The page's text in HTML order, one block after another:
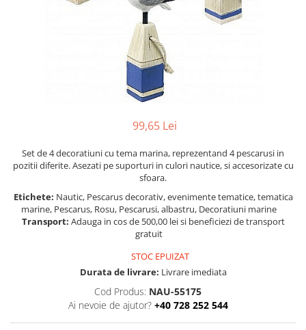
Barci, vapoare, ambarcatiuni
Decoratiuni care se agata
99,65 Lei
Set de 4 decoratiuni cu tema marina, reprezentand 4 pescarusi in
pozitii diferite. Asezati pe suporturi in culori nautice, si accesorizate cu
sfoara.
Etichete: Nautic, Pescarus decorativ, evenimente tematice, tematica
marine, Pescarus, Rosu, Pescarusi, albastru, Decoratiuni marine
Transport: Adauga in cos de 500,00 lei si beneficiezi de transport
gratuit
STOC EPUIZAT
Durata de livrare: Livrare imediata
Cod Produs: NAU-55175
Ai nevoie de ajutor? +40 728 252 544